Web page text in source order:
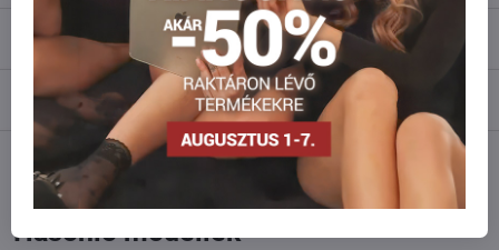
Vélemények 0
Fórum 0
Facebook Reddit WhatsApp
Hasonló modellek